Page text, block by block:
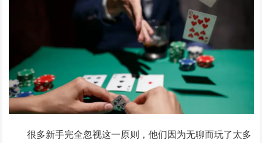
很多新手完全忽视这一原则，他们因为无聊而玩了太多